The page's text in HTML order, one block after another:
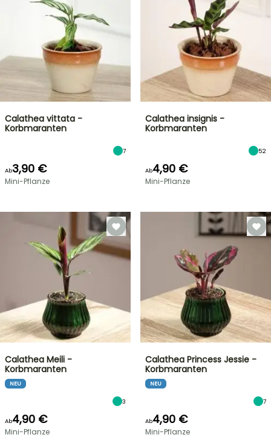
Calathea vittata -
Korbmaranten
7
Ab3,90 €
Mini-Pflanze
Calathea insignis -
Korbmaranten
52
Ab4,90 €
Mini-Pflanze
Calathea Meili -
Korbmaranten
NEU
3
Ab4,90 €
Mini-Pflanze
Calathea Princess Jessie -
Korbmaranten
NEU
7
Ab4,90 €
Mini-Pflanze